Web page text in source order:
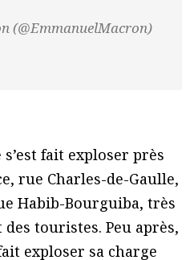
(@EmmanuelMacron)
fait exploser près
rue Charles-de-Gaulle,
Habib-Bourguiba, très
touristes. Peu après,
exploser sa charge